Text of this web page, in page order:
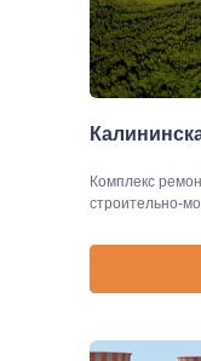
Комплекс
строительно-